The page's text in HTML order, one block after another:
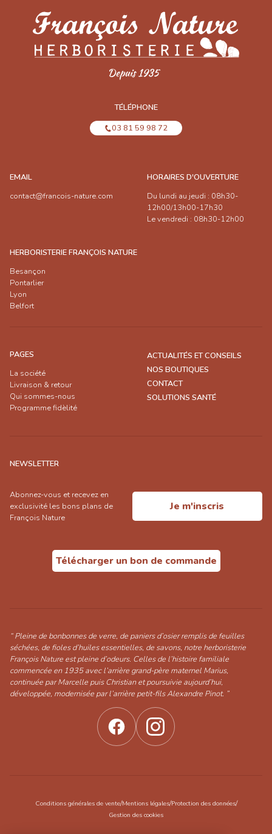
TÉLÉPHONE
03 81 59 98 72
EMAIL
contact@francois-nature.com
HORAIRES D'OUVERTURE
Du lundi au jeudi : 08h30-
12h00/13h00-17h30
Le vendredi : 08h30-12h00
HERBORISTERIE FRANÇOIS NATURE
Besançon
Pontarlier
Lyon
Belfort
PAGES
La société
Livraison & retour
Qui sommes-nous
Programme fidèlité
ACTUALITÉS ET CONSEILS
NOS BOUTIQUES
CONTACT
SOLUTIONS SANTÉ
NEWSLETTER
Abonnez-vous et recevez en
exclusivité les bons plans de
François Nature
Je m'inscris
Télécharger un bon de commande
“ Pleine de bonbonnes de verre, de paniers d’osier remplis de feuilles
séchées, de fioles d’huiles essentielles, de savons, notre herboristerie
François Nature est pleine d’odeurs. Celles de l’histoire familiale
commencée en 1935 avec l’arrière grand-père maternel Marius,
continuée par Marcelle puis Christian et poursuivie aujourd’hui,
développée, modernisée par l’arrière petit-fils Alexandre Pinot. ”
Conditions générales de vente/Mentions légales/Protection des données/
Gestion des cookies